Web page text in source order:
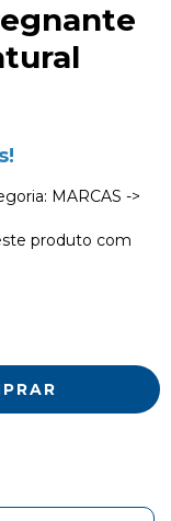
MARCAS ->
produto com